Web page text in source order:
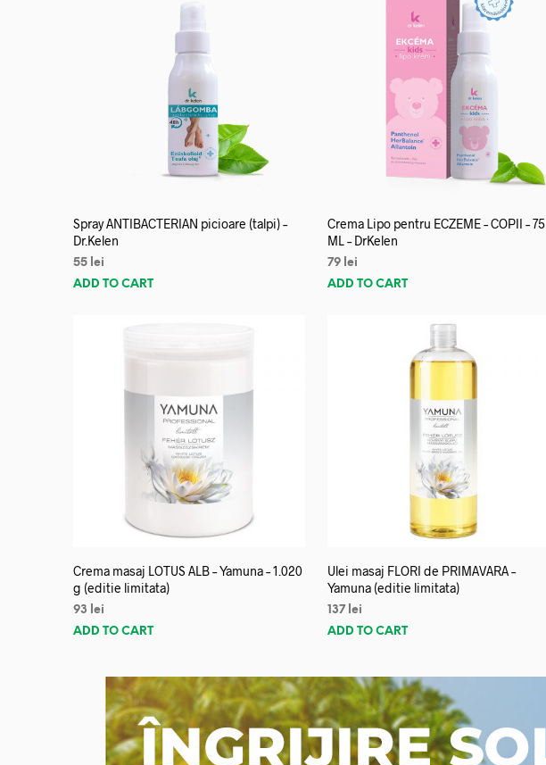
Spray ANTIBACTERIAN picioare (talpi) –
Dr.Kelen
55 lei
ADD TO CART
Crema Lipo pentru ECZEME – COPII – 75
ML – DrKelen
79 lei
ADD TO CART
Crema masaj LOTUS ALB – Yamuna – 1.020
g (editie limitata)
93
lei
ADD TO CART
Ulei masaj FLORI de PRIMAVARA –
Yamuna (editie limitata)
137 lei
ADD TO CART